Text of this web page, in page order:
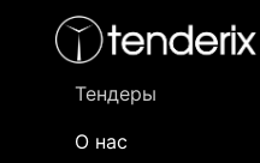
Тендеры
О нас
- активный лот
- сохраненный лот (не